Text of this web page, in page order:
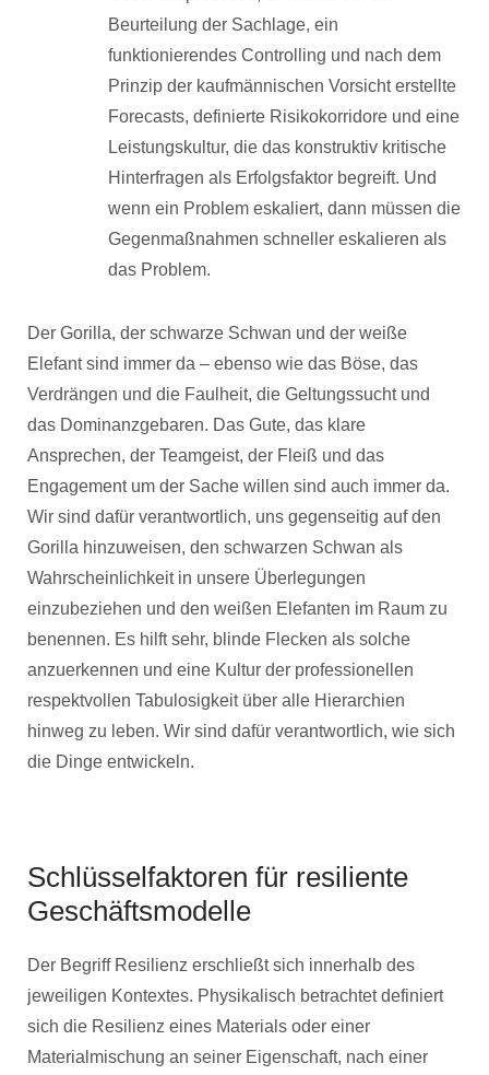
Beurteilung der Sachlage, ein
funktionierendes Controlling und nach dem
Prinzip der kaufmännischen Vorsicht erstellte
Forecasts, definierte Risikokorridore und eine
Leistungskultur, die das konstruktiv kritische
Hinterfragen als Erfolgsfaktor begreift. Und
wenn ein Problem eskaliert, dann müssen die
Gegenmaßnahmen schneller eskalieren als
das Problem.
Der Gorilla, der schwarze Schwan und der weiße
Elefant sind immer da – ebenso wie das Böse, das
Verdrängen und die Faulheit, die Geltungssucht und
das Dominanzgebaren. Das Gute, das klare
Ansprechen, der Teamgeist, der Fleiß und das
Engagement um der Sache willen sind auch immer da.
Wir sind dafür verantwortlich, uns gegenseitig auf den
Gorilla hinzuweisen, den schwarzen Schwan als
Wahrscheinlichkeit in unsere Überlegungen
einzubeziehen und den weißen Elefanten im Raum zu
benennen. Es hilft sehr, blinde Flecken als solche
anzuerkennen und eine Kultur der professionellen
respektvollen Tabulosigkeit über alle Hierarchien
hinweg zu leben. Wir sind dafür verantwortlich, wie sich
die Dinge entwickeln.
Schlüsselfaktoren für resiliente
Geschäftsmodelle
Der Begriff Resilienz erschließt sich innerhalb des
jeweiligen Kontextes. Physikalisch betrachtet definiert
sich die Resilienz eines Materials oder einer
Materialmischung an seiner Eigenschaft, nach einer